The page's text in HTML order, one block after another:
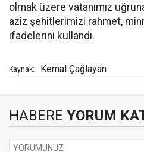
olmak üzere vatanımız
aziz şehitlerimizi rahmet,
ifadelerini kullandı.
Kaynak: Kemal Çağlayan
HABERE YORUM